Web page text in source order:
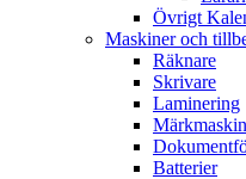
Övrigt
Maskiner och
Räknare
Skrivare
Laminering
Batterier